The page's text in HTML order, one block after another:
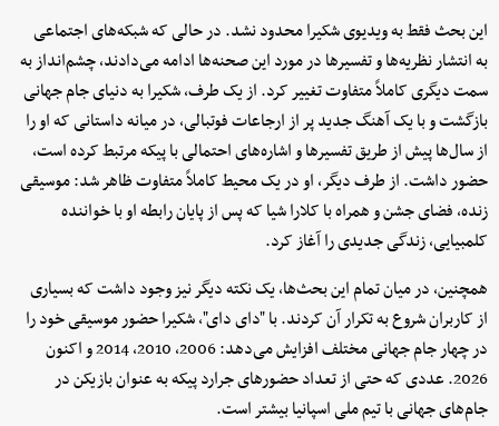
این بحث فقط به ویدیوی شکیرا محدود نشد. در حالی که شبکه‌های اجتماعی
به انتشار نظریه‌ها و تفسیرها در مورد این صحنه‌ها ادامه می‌دادند، چشم‌انداز به
سمت دیگری کاملاً متفاوت تغییر کرد. از یک طرف، شکیرا به دنیای جام جهانی
بازگشت و با یک آهنگ جدید پر از ارجاعات فوتبالی، در میانه داستانی که او را
از سال‌ها پیش از طریق تفسیرها و اشاره‌های احتمالی با پیکه مرتبط کرده است،
حضور داشت. از طرف دیگر، او در یک محیط کاملاً متفاوت ظاهر شد: موسیقی
زنده، فضای جشن و همراه با کلارا شیا که پس از پایان رابطه او با خواننده
کلمبیایی، زندگی جدیدی را آغاز کرد.
همچنین، در میان تمام این بحث‌ها، یک نکته دیگر نیز وجود داشت که بسیاری
از کاربران شروع به تکرار آن کردند. با "دای دای"، شکیرا حضور موسیقی خود را
در چهار جام جهانی مختلف افزایش می‌دهد: 2006، 2010، 2014 و اکنون
2026. عددی که حتی از تعداد حضورهای جرارد پیکه به عنوان بازیکن در
جام‌های جهانی با تیم ملی اسپانیا بیشتر است.